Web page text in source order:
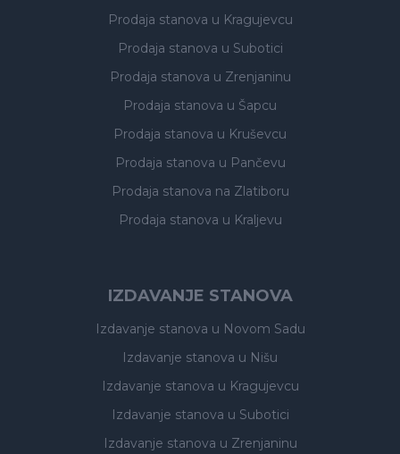
Prodaja stanova u Kragujevcu
Prodaja stanova u Subotici
Prodaja stanova u Zrenjaninu
Prodaja stanova u Šapcu
Prodaja stanova u Kruševcu
Prodaja stanova u Pančevu
Prodaja stanova na Zlatiboru
Prodaja stanova u Kraljevu
IZDAVANJE STANOVA
Izdavanje stanova u Novom Sadu
Izdavanje stanova u Nišu
Izdavanje stanova u Kragujevcu
Izdavanje stanova u Subotici
Izdavanje stanova u Zrenjaninu